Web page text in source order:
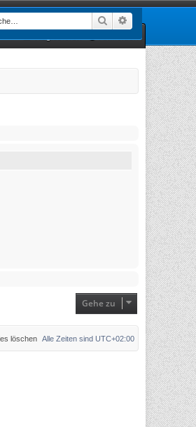
Suche
Gehe zu
Alle Zeiten sind UTC+02:00
löschen